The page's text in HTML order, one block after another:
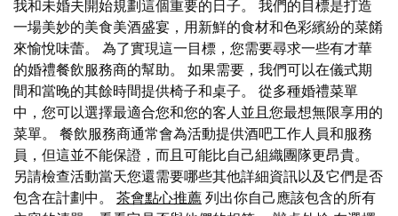
我和未婚夫開始規劃這個重要的日子。 我們的目標是打造
一場美妙的美食美酒盛宴，用新鮮的食材和色彩繽紛的菜餚
來愉悅味蕾。 為了實現這一目標，您需要尋求一些有才華
的婚禮餐飲服務商的幫助。 如果需要，我們可以在儀式期
間和當晚的其餘時間提供椅子和桌子。 從多種婚禮菜單
中，您可以選擇最適合您和您的客人並且您最想無限享用的
菜單。 餐飲服務商通常會為活動提供酒吧工作人員和服務
員，但這並不能保證，而且可能比自己組織團隊更昂貴。
另請檢查活動當天您還需要哪些其他詳細資訊以及它們是否
包含在計劃中。 茶會點心推薦 列出你自己應該包含的所有